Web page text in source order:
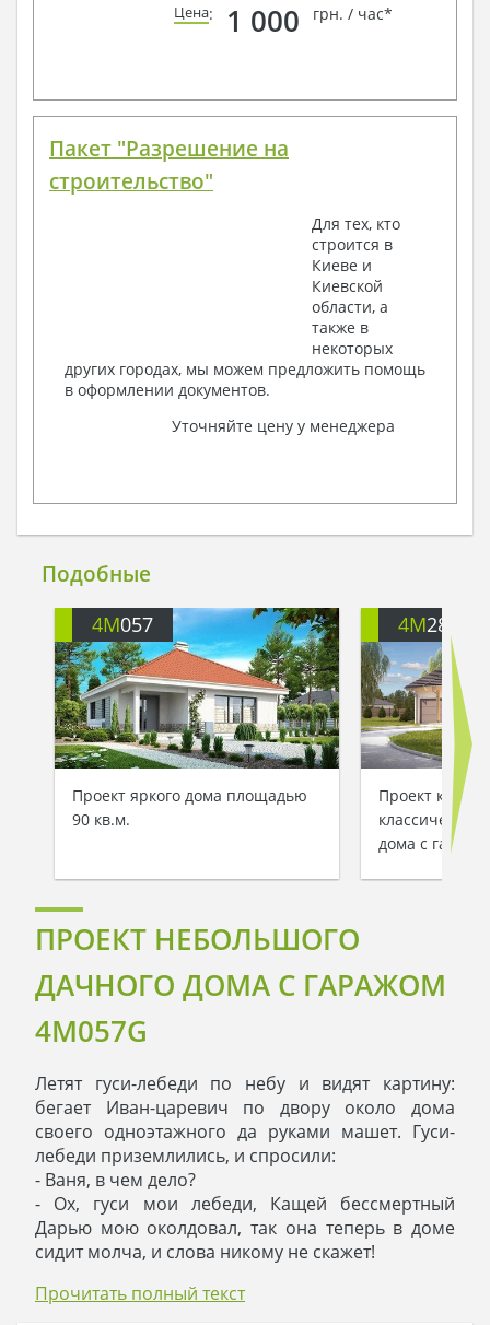
Цена: 1 000 грн. / час*
Пакет "Разрешение на
строительство"
Для тех, кто
строится в
Киеве и
Киевской
области, а
также в
некоторых
других городах, мы можем предложить помощь
в оформлении документов.
Уточняйте цену у менеджера
Подобные
4M057
Проект яркого дома площадью
90 кв.м.
4M286
Проект
дома с
ПРОЕКТ НЕБОЛЬШОГО
ДАЧНОГО ДОМА С ГАРАЖОМ
4M057G
Летят гуси-лебеди по небу и видят картину:
бегает Иван-царевич по двору около дома
своего одноэтажного да руками машет. Гуси-
лебеди приземлились, и спросили:
- Ваня, в чем дело?
- Ох, гуси мои лебеди, Кащей бессмертный
Дарью мою околдовал, так она теперь в доме
сидит молча, и слова никому не скажет!
- деловито сказал Главный Гусь и отправился в
Прочитать полный текст